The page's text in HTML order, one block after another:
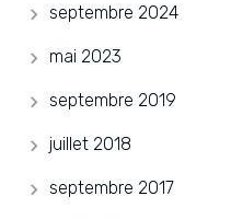
septembre 2024
mai 2023
septembre 2019
juillet 2018
septembre 2017